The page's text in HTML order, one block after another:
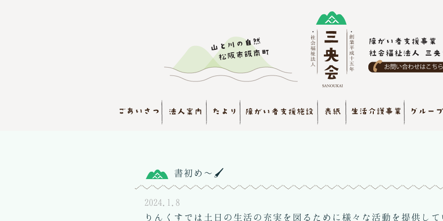
書初め～🖌
2024.1.8
りんくすでは土日の生活の充実を図るために様々な活動を提供し